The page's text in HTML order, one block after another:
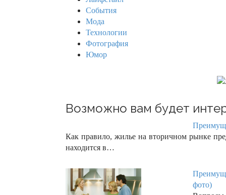
События
Мода
Технологии
Фотография
Юмор
Возможно вам будет
Как правило, жилье на вторичном рынке
находится в…
фото)